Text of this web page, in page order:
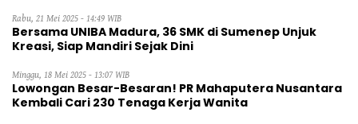
Rabu, 21 Mei 2025 - 14:49 WIB
Bersama UNIBA Madura, 36 SMK di Sumenep Unjuk
Kreasi, Siap Mandiri Sejak Dini
Minggu, 18 Mei 2025 - 13:07 WIB
Lowongan Besar-Besaran! PR Mahaputera Nusantara
Kembali Cari 230 Tenaga Kerja Wanita